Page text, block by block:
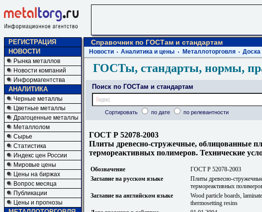
РЕГИСТРАЦИЯ
НОВОСТИ
Рынка металлов
Новости компаний
Информагентства
АНАЛИТИКА
Черные металлы
Цветные металлы
Драгоценные металлы
Металлолом
Сырье
Статистика
Индекс цен России
Мировые цены
Цены на биржах
Вопрос месяца
Публикации
Цены и прогнозы
Справочник по ГОСТам и стандартам
Новости Аналитика и цены Металлоторговля Доска
ГОСТы, стандарты, нормы,
Поиск по ГОСТам и стандартам
Сортировать по дате по релевантности
ГОСТ Р 52078-2003
Плиты древесно-стружечные, облицованные
термореактивных полимеров. Технические
Обозначение
ГОСТ Р 52078-2003
Заглавие на русском языке
Плиты древесно-
термореактивных
Заглавие на английском языке
Wood particle boards,
thermosetting resins